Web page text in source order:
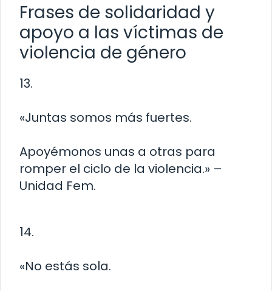
Frases de solidaridad y
apoyo a las víctimas de
violencia de género
13.
«Juntas somos más fuertes.
Apoyémonos unas a otras para
romper el ciclo de la violencia.» –
Unidad Fem.
14.
«No estás sola.